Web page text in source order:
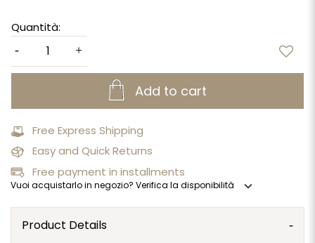
Quantità:
Add to cart
Free Express Shipping
Easy and Quick Returns
Free payment in installments
Vuoi acquistarlo in negozio? Verifica la disponibilità expand_more
Product Details